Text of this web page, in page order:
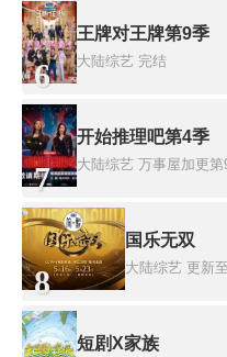
6
王牌对王牌第9季
大陆综艺 完结
7
开始推理吧第4季
大陆综艺 万事屋加更第
8
国乐无双
大陆综艺 更新
短剧X家族